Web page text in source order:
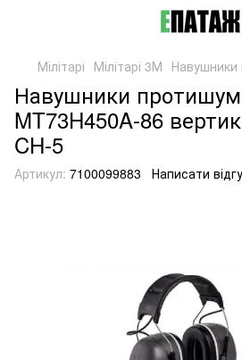
Мілітарі Мілітарі 3М Навушники
Навушники
MT73H450A-86
CH-5
Артикул: 7100099883 Написати